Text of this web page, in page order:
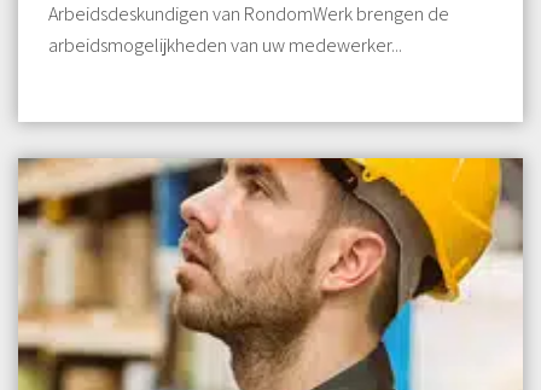
Arbeidsdeskundigen van RondomWerk brengen de
arbeidsmogelijkheden van uw medewerker...